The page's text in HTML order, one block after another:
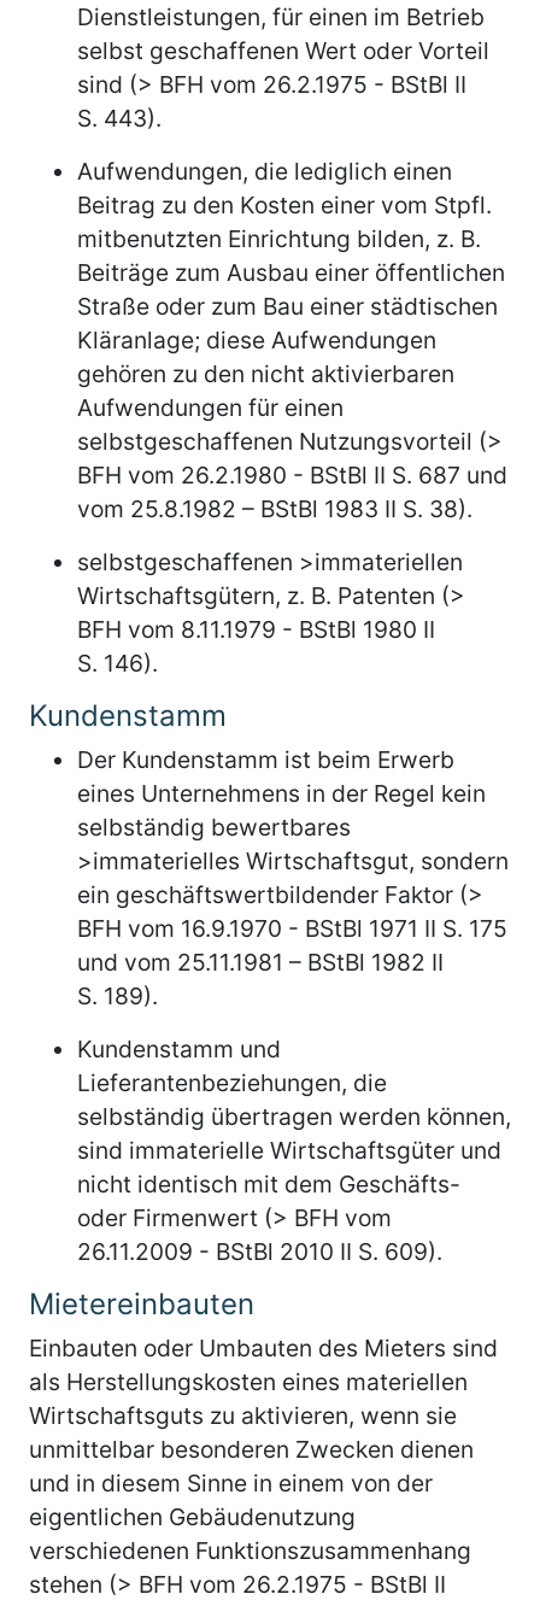
Dienstleistungen, für einen im Betrieb
selbst geschaffenen Wert oder Vorteil
sind (> BFH vom 26.2.1975 - BStBl II
S. 443).
Aufwendungen, die lediglich einen
Beitrag zu den Kosten einer vom Stpfl.
mitbenutzten Einrichtung bilden, z. B.
Beiträge zum Ausbau einer öffentlichen
Straße oder zum Bau einer städtischen
Kläranlage; diese Aufwendungen
gehören zu den nicht aktivierbaren
Aufwendungen für einen
selbstgeschaffenen Nutzungsvorteil (>
BFH vom 26.2.1980 - BStBl II S. 687 und
vom 25.8.1982 – BStBl 1983 II S. 38).
selbstgeschaffenen >immateriellen
Wirtschaftsgütern, z. B. Patenten (>
BFH vom 8.11.1979 - BStBl 1980 II
S. 146).
Kundenstamm
Der Kundenstamm ist beim Erwerb
eines Unternehmens in der Regel kein
selbständig bewertbares
>immaterielles Wirtschaftsgut, sondern
ein geschäftswertbildender Faktor (>
BFH vom 16.9.1970 - BStBl 1971 II S. 175
und vom 25.11.1981 – BStBl 1982 II
S. 189).
Kundenstamm und
Lieferantenbeziehungen, die
selbständig übertragen werden können,
sind immaterielle Wirtschaftsgüter und
nicht identisch mit dem Geschäfts-
oder Firmenwert (> BFH vom
26.11.2009 - BStBl 2010 II S. 609).
Mietereinbauten
Einbauten oder Umbauten des Mieters sind
als Herstellungskosten eines materiellen
Wirtschaftsguts zu aktivieren, wenn sie
unmittelbar besonderen Zwecken dienen
und in diesem Sinne in einem von der
eigentlichen Gebäudenutzung
verschiedenen Funktionszusammenhang
stehen (> BFH vom 26.2.1975 - BStBl II